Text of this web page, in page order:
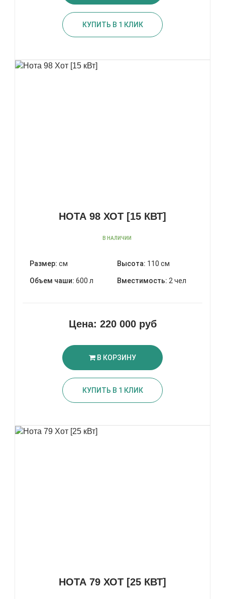
КУПИТЬ В 1 КЛИК
НОТА 98 ХОТ [15 КВТ]
В НАЛИЧИИ
Размер: см Высота: 110 см
Объем чаши: 600 л Вместимость: 2 чел
Цена: 220 000 руб
В КОРЗИНУ
КУПИТЬ В 1 КЛИК
НОТА 79 ХОТ [25 КВТ]